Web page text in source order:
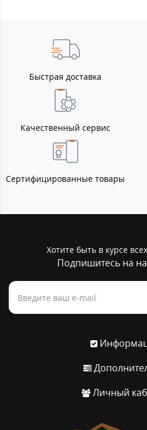
Быстрая доставка
Качественный сервис
Сертифицированные товары
Хотите быть в курсе
Подпишитесь на
Личный